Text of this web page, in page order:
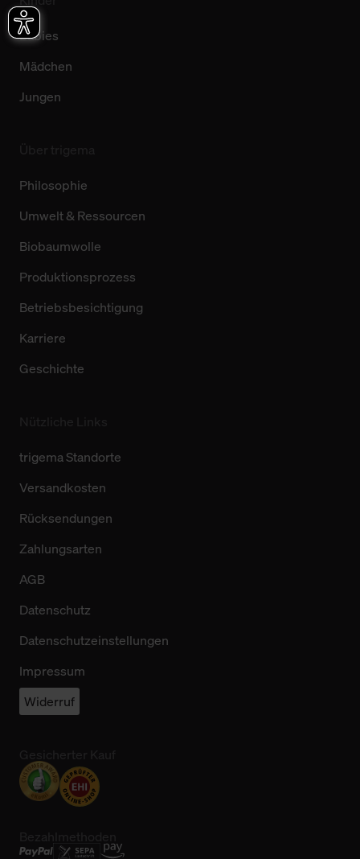
Babies
Mädchen
Jungen
Philosophie
Umwelt & Ressourcen
Biobaumwolle
Produktionsprozess
Betriebsbesichtigung
Karriere
Geschichte
trigema Standorte
Versandkosten
Rücksendungen
Zahlungsarten
AGB
Datenschutz
Datenschutzeinstellungen
Impressum
Widerruf